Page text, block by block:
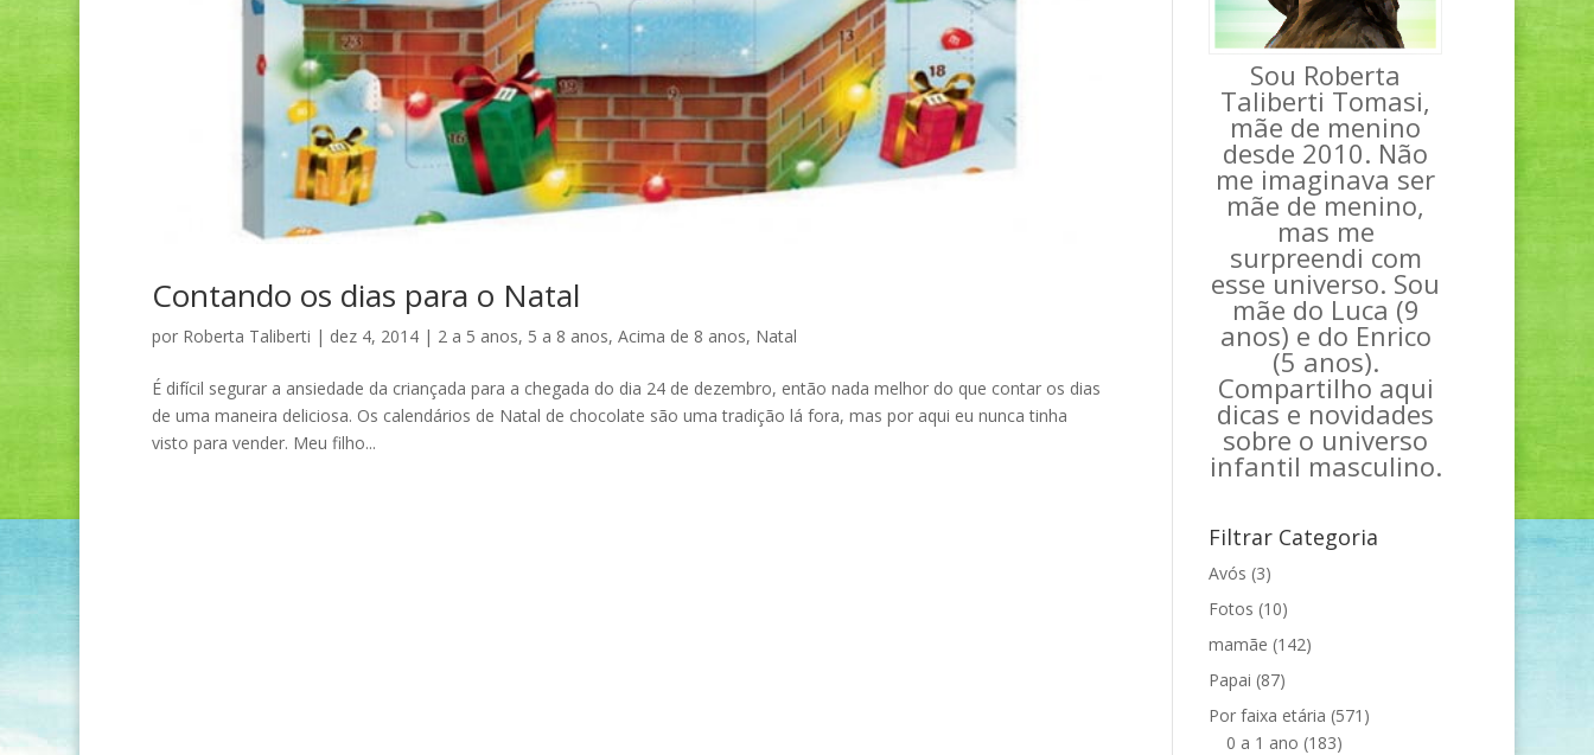
Contando os dias para o Natal
por Roberta Taliberti | dez 4, 2014| 2 a 5 anos, 5 a 8 anos, Acima de 8 anos, Natal
É difícil segurar a ansiedade da criançada para a chegada do dia 24 de dezembro, então nada melhor do que contar os dias
de uma maneira deliciosa. Os calendários de Natal de chocolate são uma tradição lá fora, mas por aqui eu nunca tinha
visto para vender. Meu filho...
Sou Roberta
Taliberti Tomasi,
mãe de menino
desde 2010. Não
me imaginava ser
mãe de menino,
mas me
surpreendi com
esse universo. Sou
mãe do Luca (9
anos) e do Enrico
(5 anos).
Compartilho aqui
dicas e novidades
sobre o universo
infantil masculino.
Filtrar Categoria
Avós (3)
Fotos (10)
mamãe (142)
Papai (87)
Por faixa etária (571)
0 a 1 ano (183)